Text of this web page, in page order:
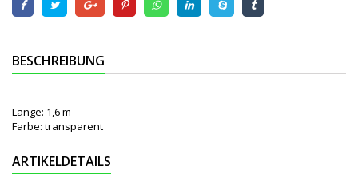
BESCHREIBUNG
Länge: 1,6 m
Farbe: transparent
ARTIKELDETAILS